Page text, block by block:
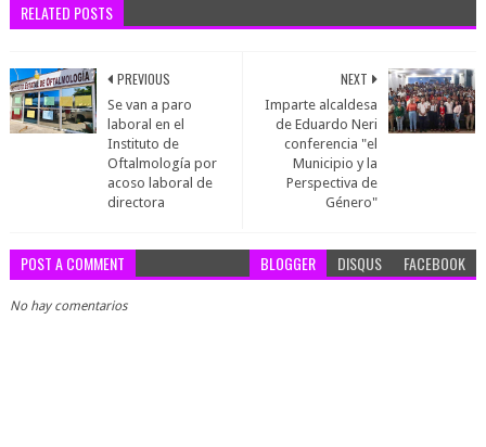
RELATED POSTS
NEXT
Imparte alcaldesa
de Eduardo Neri
conferencia "el
Municipio y la
Perspectiva de
Género"
PREVIOUS
Se van a paro
laboral en el
Instituto de
Oftalmología por
acoso laboral de
directora
POST A COMMENT BLOGGER DISQUS FACEBOOK
No hay comentarios